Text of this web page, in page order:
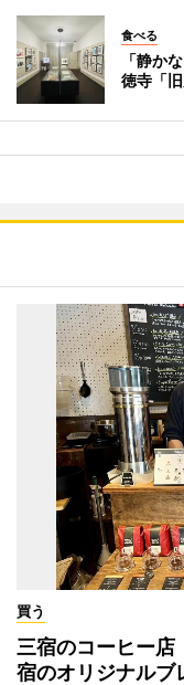
食べる
「静か
徳寺「
買う
三宿のコーヒー
宿のオリジナルブ